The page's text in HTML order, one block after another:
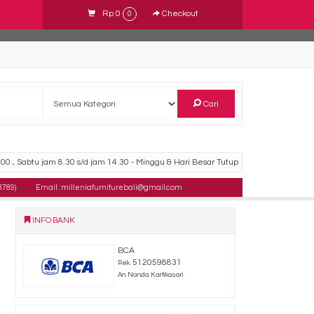
Rp 0 0 Checkout
Cari
, Sabtu jam 8.30 s/d jam 14.30 - Minggu & Hari Besar Tutup
Email : milleniafurniturebali@gmail.com
INFO BANK
BCA
Rek. 5120598831
An. Nanda Kartikasari